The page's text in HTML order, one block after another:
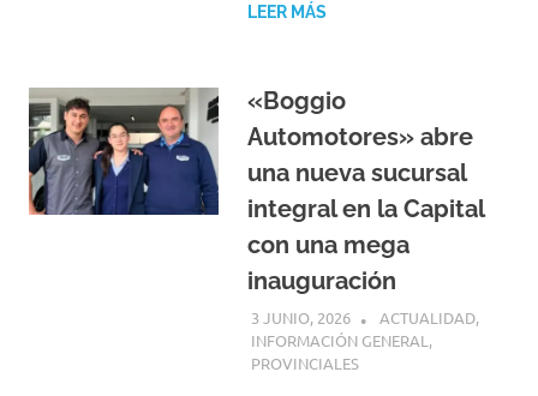
LEER MÁS
«Boggio
Automotores» abre
una nueva sucursal
integral en la Capital
con una mega
inauguración
3 JUNIO, 2026 H P
ACTUALIDAD,
INFORMACIÓN GENERAL ,
PROVINCIALES